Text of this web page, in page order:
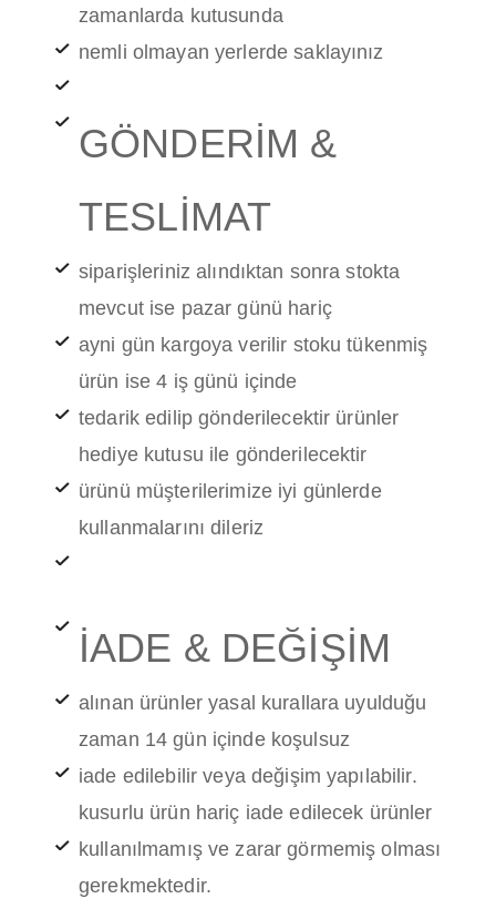
zamanlarda kutusunda
nemli olmayan yerlerde saklayınız
GÖNDERİM &
TESLİMAT
siparişleriniz alındıktan sonra stokta
mevcut ise pazar günü hariç
ayni gün kargoya verilir stoku tükenmiş
ürün ise 4 iş günü içinde
tedarik edilip gönderilecektir ürünler
hediye kutusu ile gönderilecektir
ürünü müşterilerimize iyi günlerde
kullanmalarını dileriz
İADE & DEĞİŞİM
alınan ürünler yasal kurallara uyulduğu
zaman 14 gün içinde koşulsuz
iade edilebilir veya değişim yapılabilir.
kusurlu ürün hariç iade edilecek ürünler
kullanılmamış ve zarar görmemiş olması
gerekmektedir.